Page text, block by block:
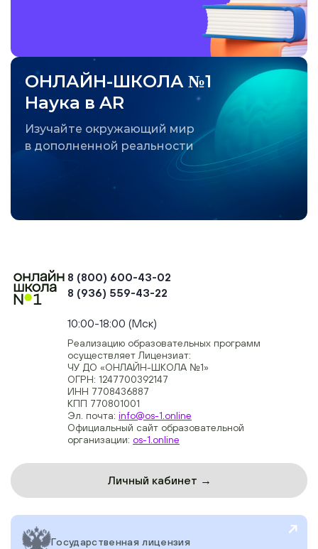
ОНЛАЙН-ШКОЛА №1
Наука в AR
Изучайте окружающий мир
в дополненной реальности
8 (800) 600-43-02
8 (936) 559-43-22
10:00-18:00 (Мск)
Реализацию образовательных программ
осуществляет Лицензиат:
ЧУ ДО «ОНЛАЙН-ШКОЛА №1»
ОГРН: 1247700392147
ИНН 7708436887
КПП 770801001
Эл. почта: info@os-1.online
Официальный сайт образовательной
организации: os-1.online
Личный кабинет →
Государственная лицензия